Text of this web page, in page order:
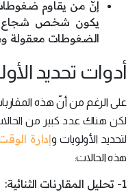
إنّ من يقاوم
يكون شخص شجاع
الضغوطات معقولة
أدوات تحديد
على الرغم من أنّ هذه
لكن هناك عدد كبير من
لتحديد الأولويات وإدارة
هذه الحالات:
1- تحليل المقارنات الثنائية: